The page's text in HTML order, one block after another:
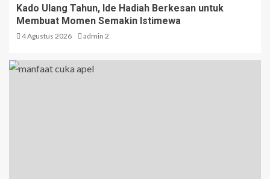
Kado Ulang Tahun, Ide Hadiah Berkesan untuk
Membuat Momen Semakin Istimewa
4 Agustus 2026 admin 2